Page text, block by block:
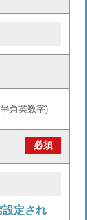
角英数字)
必須
定され